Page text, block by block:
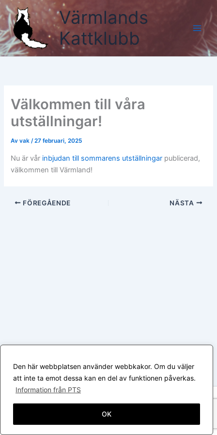
Den här webbplatsen använder webbkakor. Om du väljer
att inte ta emot dessa kan en del av funktionen påverkas.
Information från PTS
OK
Hoppa
till
innehåll
Värmlands
Kattklubb
Välkommen till våra
utställningar!
Avvak/27 februari, 2025
Nu är vår inbjudan till sommarens utställningar publicerad,
välkommen till Värmland!
FÖREGÅENDE NÄSTA
Upphovsrätt © 2026 Värmlands Kattklubb | Drivs medAstra
WordPress-tema